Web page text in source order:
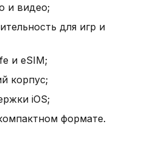
линейки
производительный и
поколению
Bionic, 6 Гб ОЗУ, частоте
13 Мини с
функциональностью
и видео;
для игр и
и eSIM;
корпус;
iOS;
формате.